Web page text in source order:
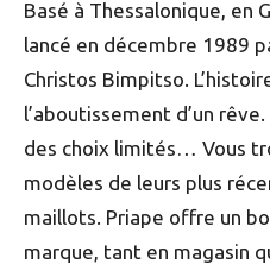
Basé à Thessalonique, en
lancé en décembre 1989
Christos Bimpitso.
l’aboutissement d’un
des choix limités… Vous
modèles de leurs plus
maillots. Priape offre un
marque, tant en magasin